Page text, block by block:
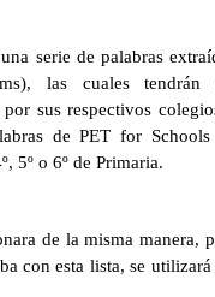
serie de palabras
las cuales
por sus respectivos
de PET for
5º o 6º de Primaria.
de la misma manera,
con esta lista, se